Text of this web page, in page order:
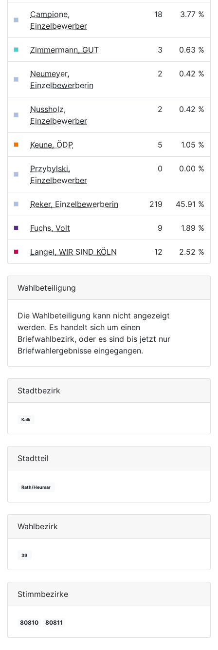
Campione,
Einzelbewerber
18 3.77 %
Zimmermann, GUT 3 0.63 %
Neumeyer,
Einzelbewerberin
2 0.42 %
Nussholz,
Einzelbewerber
2 0.42 %
Keune, ÖDP 5 1.05 %
Przybylski,
Einzelbewerber
0 0.00 %
Reker, Einzelbewerberin 219 45.91 %
Fuchs, Volt 9 1.89 %
Langel, WIR SIND KÖLN 12 2.52 %
Wahlbeteiligung
Die Wahlbeteiligung kann nicht angezeigt
werden. Es handelt sich um einen
Briefwahlbezirk, oder es sind bis jetzt nur
Briefwahlergebnisse eingegangen.
Stadtbezirk
Kalk
Stadtteil
Rath/Heumar
Wahlbezirk
39
Stimmbezirke
80810 80811